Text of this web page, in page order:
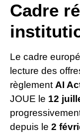
Cadre
Le cadre
lecture des
règlement AI
JOUE le 12
depuis le 2